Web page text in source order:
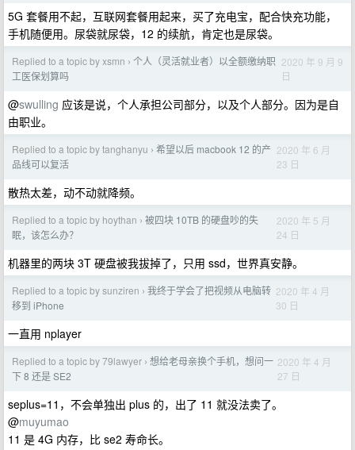
5G 套餐用不起，互联网套餐用起来，买了充电宝，配合快充功能，
手机随便用。尿袋就尿袋，12 的续航，肯定也是尿袋。
Replied to a topic by xsmn › 个人（灵活就业者）以全额缴纳职
工医保划算吗
2020 年 9 月 9
日
@swulling 应该是说，个人承担公司部分，以及个人部分。因为是自
由职业。
Replied to a topic by tanghanyu › 希望以后 macbook 12 的产
品线可以复活
2020 年 6 月
23 日
散热太差，动不动就降频。
Replied to a topic by hoythan › 被四块 10TB 的硬盘吵的失
眠，该怎么办？
2020 年 5 月
24 日
机器里的两块 3T 硬盘被我拔掉了，只用 ssd，世界真安静。
Replied to a topic by sunziren › 我终于学会了把视频从电脑转
移到 iPhone
2020 年 4 月
30 日
一直用 nplayer
Replied to a topic by 79lawyer › 想给老母亲换个手机，想问一
下 8 还是 SE2
2020 年 4 月
27 日
seplus=11，不会单独出 plus 的，出了 11 就没法卖了。
@muyumao
11 是 4G 内存，比 se2 寿命长。